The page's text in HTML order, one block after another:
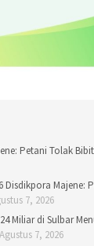
Petani Tolak
Disdikpora Majene:
7, 2026
Miliar di Sulbar
Agustus 7, 2026